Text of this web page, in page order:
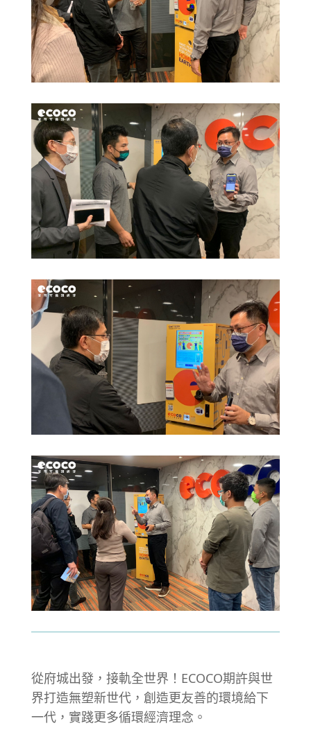
從府城出發，接軌全世界！ECOCO期許與世
界打造無塑新世代，創造更友善的環境給下
一代，實踐更多循環經濟理念。